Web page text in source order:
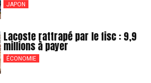
JAPON
Lacoste rattrapé par le fisc : 9,9
millions à payer
ÉCONOMIE